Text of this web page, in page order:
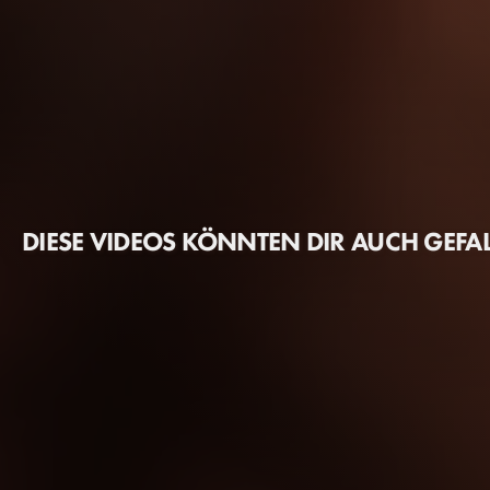
DIESE VIDEOS KÖNNTEN DIR AUCH